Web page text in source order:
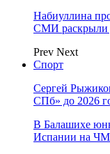
Набиуллина
СМИ раскрыли
Prev Next
Спорт
Сергей
СПб» до 2026
В Балашихе
Испании на